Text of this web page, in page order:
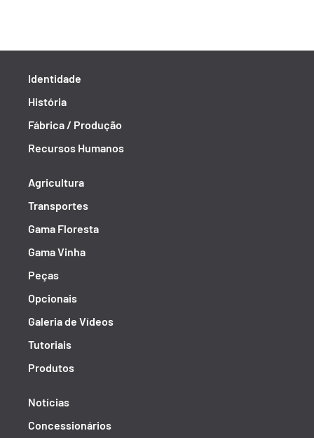
Identidade
História
Fábrica / Produção
Recursos Humanos
Agricultura
Transportes
Gama Floresta
Gama Vinha
Peças
Opcionais
Galeria de Vídeos
Tutoriais
Produtos
Notícias
Concessionários